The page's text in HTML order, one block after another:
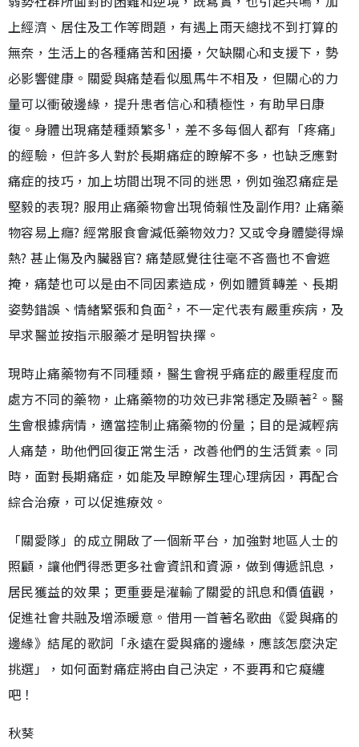
上經濟、居住及工作等問題，有遇上雨天總找不到打算的
無奈，生活上的各種痛苦和困擾，欠缺關心和支援下，勢
必影響健康。關愛與痛楚看似風馬牛不相及，但關心的力
量可以衝破邊緣，提升患者信心和積極性，有助早日康
復。身體出現痛楚種類繁多¹，差不多每個人都有「疼痛」
的經驗，但許多人對於長期痛症的瞭解不多，也缺乏應對
痛症的技巧，加上坊間出現不同的迷思，例如強忍痛症是
堅毅的表現? 服用止痛藥物會出現倚賴性及副作用? 止痛藥
物容易上癮? 經常服食會減低藥物效力? 又或令身體變得燥
熱? 甚止傷及內臟器官? 痛楚感覺往往毫不吝嗇也不會遮
掩，痛楚也可以是由不同因素造成，例如體質轉差、長期
姿勢錯誤、情緒緊張和負面²，不一定代表有嚴重疾病，及
早求醫並按指示服藥才是明智抉擇。
現時止痛藥物有不同種類，醫生會視乎痛症的嚴重程度而
處方不同的藥物，止痛藥物的功效已非常穩定及顯著²。醫
生會根據病情，適當控制止痛藥物的份量；目的是減輕病
人痛楚，助他們回復正常生活，改善他們的生活質素。同
時，面對長期痛症，如能及早瞭解生理心理病因，再配合
綜合治療，可以促進療效。
「關愛隊」的成立開啟了一個新平台，加強對地區人士的
照顧，讓他們得悉更多社會資訊和資源，做到傳遞訊息，
居民獲益的效果；更重要是灌輸了關愛的訊息和價值觀，
促進社會共融及增添暖意。借用一首著名歌曲《愛與痛的
邊緣》結尾的歌詞「永遠在愛與痛的邊緣，應該怎麼決定
挑選」，如何面對痛症將由自己決定，不要再和它癡纏
吧！
秋葵